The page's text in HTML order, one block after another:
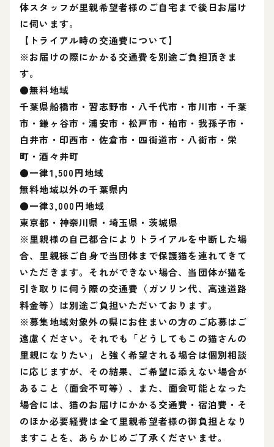
体スタッフが里親希望者様のご自宅まで後日お届け
に伺います。
【トライアル時の交通費について】
※お届けの際にかかる交通費を別途ご負担頂きま
す。
●無料地域
千葉県船橋市・習志野市・八千代市・市川市・千葉
市・鎌ヶ谷市・浦安市・松戸市・柏市・我孫子市・
白井市・印西市・佐倉市・四街道市・八街市・栄
町・酒々井町
●一律1,500円地域
無料地域以外の千葉県内
●一律3,000円地域
東京都・神奈川県・埼玉県・茨城県
※里親様の自己都合によりトライアルを中断した場
合、里親様ご自身で当団体まで保護猫を連れてきて
いただきます。それができない場合、当団体が猫を
引き取りに伺う際の交通費（ガソリン代、高速道路
料金等）は別途ご負担いただいております。
※募集地域対象外の県にお住まいの方のご応募はご
遠慮ください。それでも「どうしてもこの猫さんの
里親になりたい」と強く希望される場合は個別相談
に応じますが、その結果、ご希望に添えない場合が
あること（面会不可等）、また、面会可能となった
場合には、猫のお届けにかかる交通費・宿泊費・そ
のほか必要経費は全て里親希望者様の御負担となり
ますことを、あらかじめご了承くださいませ。